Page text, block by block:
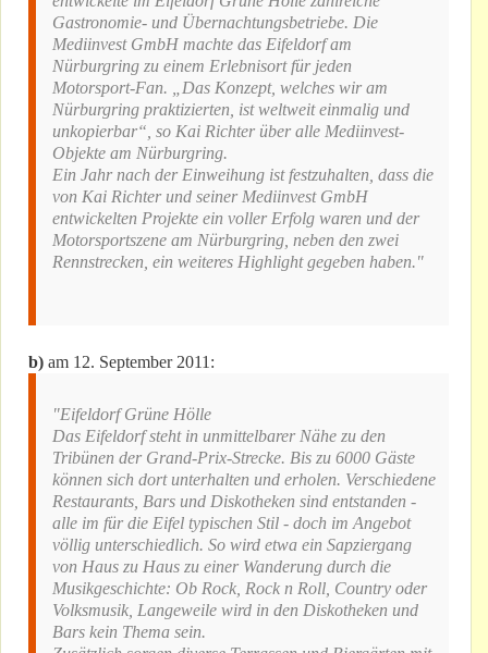
Gastronomie- und Übernachtungsbetriebe. Die
Mediinvest GmbH machte das Eifeldorf am
Nürburgring zu einem Erlebnisort für jeden
Motorsport-Fan. „Das Konzept, welches wir am
Nürburgring praktizierten, ist weltweit einmalig und
unkopierbar“, so Kai Richter über alle Mediinvest-
Objekte am Nürburgring.
Ein Jahr nach der Einweihung ist festzuhalten, dass die
von Kai Richter und seiner Mediinvest GmbH
entwickelten Projekte ein voller Erfolg waren und der
Motorsportszene am Nürburgring, neben den zwei
Rennstrecken, ein weiteres Highlight gegeben haben."
b) am 12. September 2011:
"Eifeldorf Grüne Hölle
Das Eifeldorf steht in unmittelbarer Nähe zu den
Tribünen der Grand-Prix-Strecke. Bis zu 6000 Gäste
können sich dort unterhalten und erholen. Verschiedene
Restaurants, Bars und Diskotheken sind entstanden -
alle im für die Eifel typischen Stil - doch im Angebot
völlig unterschiedlich. So wird etwa ein Sapziergang
von Haus zu Haus zu einer Wanderung durch die
Musikgeschichte: Ob Rock, Rock n Roll, Country oder
Volksmusik, Langeweile wird in den Diskotheken und
Bars kein Thema sein.